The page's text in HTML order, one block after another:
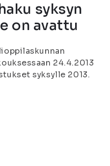
syksyn
on avattu
24.4.2013
syksylle 2013.